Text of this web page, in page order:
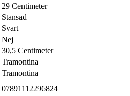
29 Centimeter
Stansad
Svart
Nej
30,5 Centimeter
Tramontina
Tramontina
07891112296824